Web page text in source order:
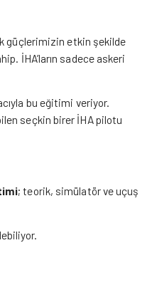
güçlerimizin etkin şekilde
İHA’ların sadece askeri
bu eğitimi veriyor.
seçkin birer İHA pilotu
; teorik, simülatör ve uçuş